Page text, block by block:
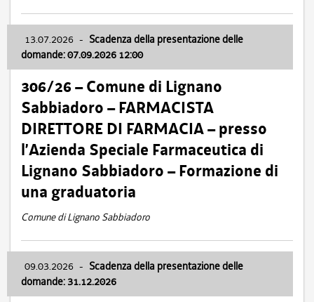
13.07.2026 - Scadenza della presentazione delle
domande: 07.09.2026 12:00
306/26 – Comune di Lignano
Sabbiadoro – FARMACISTA
DIRETTORE DI FARMACIA – presso
l’Azienda Speciale Farmaceutica di
Lignano Sabbiadoro – Formazione di
una graduatoria
Comune di Lignano Sabbiadoro
09.03.2026 - Scadenza della presentazione delle
domande: 31.12.2026